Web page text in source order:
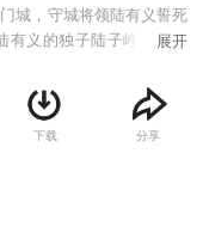
城，守城将领陆有义誓死
有义的独子陆子峥一夜之
记者赵静始终在关注着
身份是中共地下党在津
寇团的勇敢果断让赵静十
展开
下载 分享